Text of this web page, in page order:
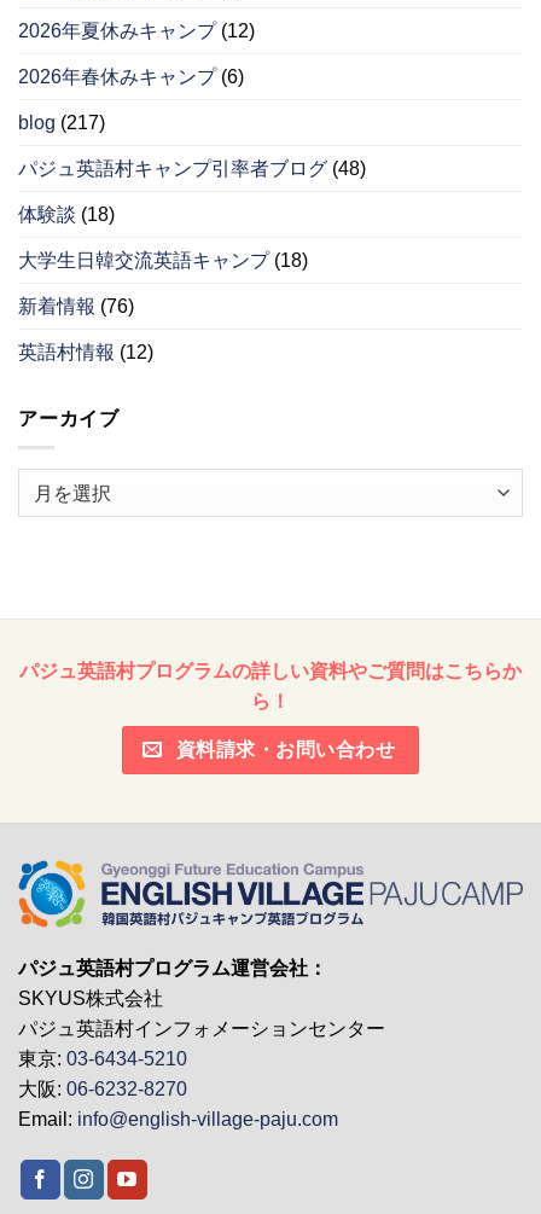
2026年夏休みキャンプ(12)
2026年春休みキャンプ(6)
blog (217)
パジュ英語村キャンプ引率者ブログ (48)
体験談 (18)
大学生日韓交流英語キャンプ(18)
新着情報 (76)
英語村情報 (12)
アーカイブ
パジュ英語村プログラムの詳しい資料やご質問はこちらか
ら！
資料請求・お問い合わせ
パジュ英語村プログラム運営会社：
SKYUS株式会社
パジュ英語村インフォメーションセンター
東京: 03-6434-5210
大阪: 06-6232-8270
Email: info@english-village-paju.com